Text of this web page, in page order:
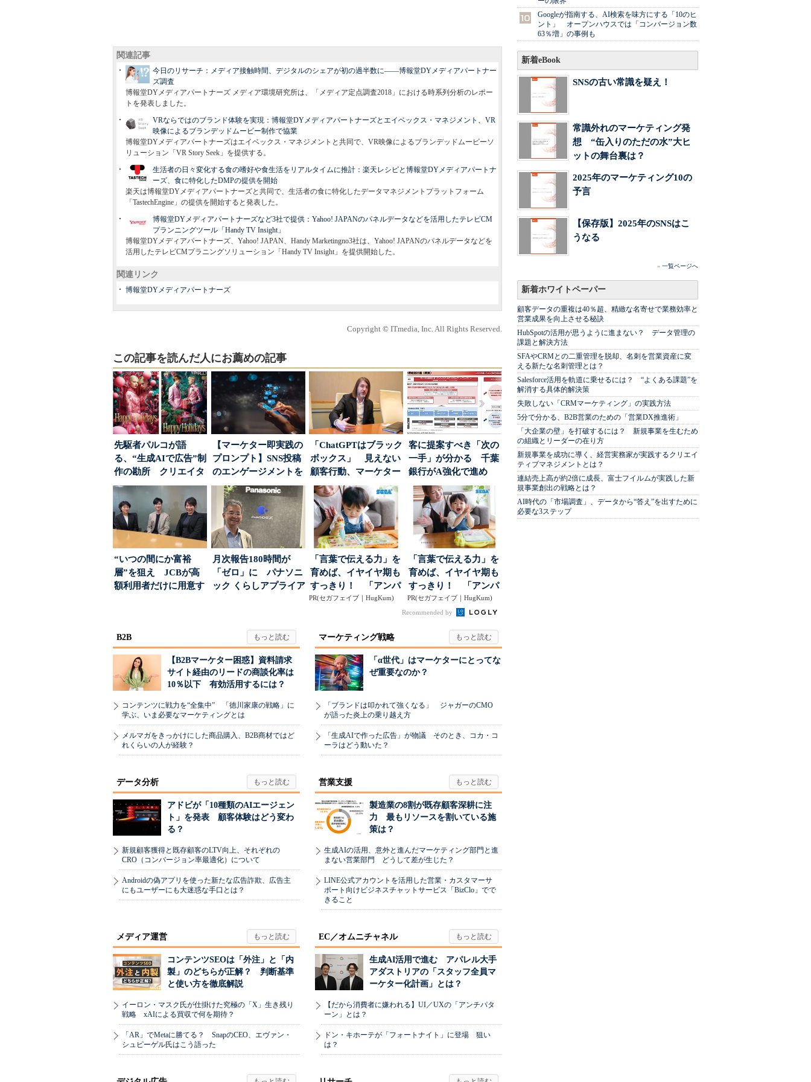
関連記事
今日のリサーチ：メディア接触時間、デジタルのシェアが初の過半数に――博報堂DYメディアパートナー
ズ調査
博報堂DYメディアパートナーズ メディア環境研究所は、「メディア定点調査2018」における時系列分析のレポー
トを発表しました。
VRならではのブランド体験を実現：博報堂DYメディアパートナーズとエイベックス・マネジメント、VR
映像によるブランデッドムービー制作で協業
博報堂DYメディアパートナーズはエイベックス・マネジメントと共同で、VR映像によるブランデッドムービーソ
リューション「VR Story Seek」を提供する。
生活者の日々変化する食の嗜好や食生活をリアルタイムに推計：楽天レシピと博報堂DYメディアパートナ
ーズ、食に特化したDMPの提供を開始
楽天は博報堂DYメディアパートナーズと共同で、生活者の食に特化したデータマネジメントプラットフォーム
「TastechEngine」の提供を開始すると発表した。
博報堂DYメディアパートナーズなど3社で提供：Yahoo! JAPANのパネルデータなどを活用したテレビCM
プランニングツール「Handy TV Insight」
博報堂DYメディアパートナーズ、Yahoo! JAPAN、Handy Marketingno3社は、Yahoo! JAPANのパネルデータなどを
活用したテレビCMプラニングソリューション「Handy TV Insight」を提供開始した。
関連リンク
博報堂DYメディアパートナーズ
Copyright © ITmedia, Inc. All Rights Reserved.
この記事を読んだ人にお薦めの記事
先駆者パルコが語
る、“生成AIで広告”制
作の勘所 クリエイタ
ーに残る「重要な役
【マーケター即実践の
プロンプト】SNS投稿
のエンゲージメントを
高めるAI活用、ポ...
「ChatGPTはブラック
ボックス」 見えない
顧客行動、マーケター
に残された打ち...
客に提案すべき「次の
一手」が分かる 千葉
銀行がA強化で進め
る“One to On...
“いつの間にか富裕
層”を狙え JCBが高
額利用者だけに用意す
月次報告180時間が
「ゼロ」に パナソニ
ック くらしアプライア
「言葉で伝える力」を
育めば、イヤイヤ期も
すっきり！ 「アンパ
ンマン ことばずかん...
PR(セガフェイブ｜HugKum)
「言葉で伝える力」を
育めば、イヤイヤ期も
すっきり！ 「アンパ
ンマン ことばずかん...
PR(セガフェイブ｜HugKum)
Recommended by
B2B
【B2Bマーケター困惑】資料請求
サイト経由のリードの商談化率は
10％以下 有効活用するには？
コンテンツに戦力を“全集中” 「徳川家康の戦略」に
学ぶ、いま必要なマーケティングとは
メルマガをきっかけにした商品購入、B2B商材ではど
れくらいの人が経験？
マーケティング戦略
「α世代」はマーケターにとってな
ぜ重要なのか？
「ブランドは叩かれて強くなる」 ジャガーのCMO
が語った炎上の乗り越え方
「生成AIで作った広告」が物議 そのとき、コカ・コ
ーラはどう動いた？
データ分析
アドビが「10種類のAIエージェン
ト」を発表 顧客体験はどう変わ
る？
新規顧客獲得と既存顧客のLTV向上、それぞれの
CRO（コンバージョン率最適化）について
Androidの偽アプリを使った新たな広告詐欺、広告主
にもユーザーにも大迷惑な手口とは？
営業支援
製造業の8割が既存顧客深耕に注
力 最もリソースを割いている施
策は？
生成AIの活用、意外と進んだマーケティング部門と進
まない営業部門 どうして差が生じた？
LINE公式アカウントを活用した営業・カスタマーサ
ポート向けビジネスチャットサービス「BizClo」でで
きること
メディア運営
コンテンツSEOは「外注」と「内
製」のどちらが正解？ 判断基準
と使い方を徹底解説
イーロン・マスク氏が仕掛けた究極の「X」生き残り
戦略 xAIによる買収で何を期待？
「AR」でMetaに勝てる？ SnapのCEO、エヴァン・
シュピーゲル氏はこう語った
EC／オムニチャネル
生成AI活用で進む アパレル大手
アダストリアの「スタッフ全員マ
ーケター化計画」とは？
【だから消費者に嫌われる】UI／UXの「アンチパタ
ーン」とは？
ドン・キホーテが「フォートナイト」に登場 狙い
は？
Googleが指南する、AI検索を味方にする「10のヒ
ント」 オープンハウスでは「コンバージョン数
63％増」の事例も
新着eBook
SNSの古い常識を疑え！
常識外れのマーケティング発
想 “缶入りのただの水”大ヒ
ットの舞台裏は？
2025年のマーケティング10の
予言
【保存版】2025年のSNSはこ
うなる
» 一覧ページへ
新着ホワイトペーパー
顧客データの重複は40％超、精緻な名寄せで業務効率と
営業成果を向上させる秘訣
HubSpotの活用が思うように進まない？ データ管理の
課題と解決方法
SFAやCRMとの二重管理を脱却、名刺を営業資産に変
える新たな名刺管理とは？
Salesforce活用を軌道に乗せるには？ “よくある課題”を
解消する具体的解決策
失敗しない「CRMマーケティング」の実践方法
5分で分かる、B2B営業のための「営業DX推進術」
「大企業の壁」を打破するには？ 新規事業を生むため
の組織とリーダーの在り方
新規事業を成功に導く、経営実務家が実践するクリエイ
ティブマネジメントとは？
連結売上高が約2倍に成長、富士フイルムが実践した新
規事業創出の戦略とは？
AI時代の「市場調査」、データから“答え”を出すために
必要な3ステップ